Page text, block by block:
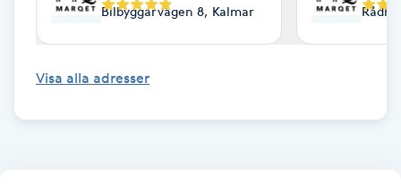
Fransrengöring
Frekvensterapi
Bilbyggarvägen 8, Kalmar
Visa alla adresser